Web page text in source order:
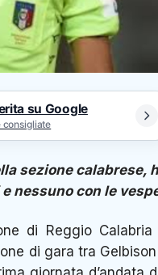
su Google
consigliate
sezione calabrese,
nessuno con le
di Reggio
di gara tra